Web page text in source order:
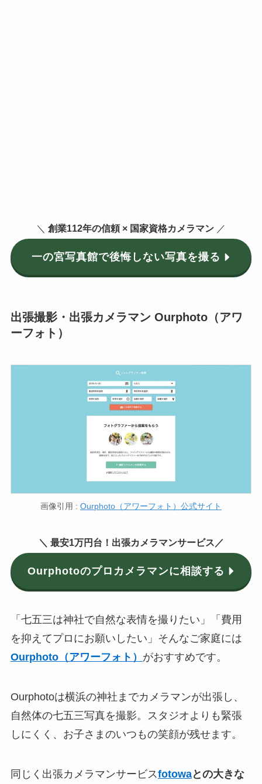
＼ 創業112年の信頼 × 国家資格カメラマン ／
一の宮写真館で後悔しない写真を撮る
出張撮影・出張カメラマン Ourphoto（アワ
ーフォト）
画像引用 : Ourphoto（アワーフォト）公式サイト
＼ 最安1万円 台！出張カメラマンサービス／
Ourphotoのプロカメラマンに相談する
「七五三は神社で自然な表情を撮りたい」「費用
を抑えてプロにお願いしたい」そんなご家庭には
Ourphoto（アワーフォト） がおすすめです。
Ourphotoは横浜の神社までカメラマンが出張し、
自然体の七五三写真を撮影。スタジオよりも緊張
しにくく、お子さまのいつもの笑顔が残せます。
同じく出張カメラマンサービスfotowaとの大きな